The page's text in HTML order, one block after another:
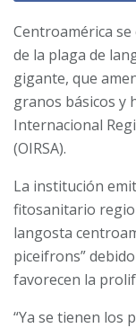
Centroamérica
de la plaga de
gigante, que
granos básicos y
Internacional
(OIRSA).
La institución
fitosanitario
langosta
piceifrons”
favorecen la
“Ya se tienen los